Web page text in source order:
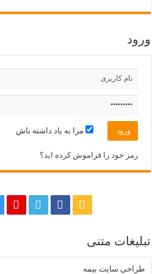
ورود
مرا به یاد داشته باش
رمز خود را فراموش کرده اید؟
تبلیغات متنی
طراحی سایت بیمه